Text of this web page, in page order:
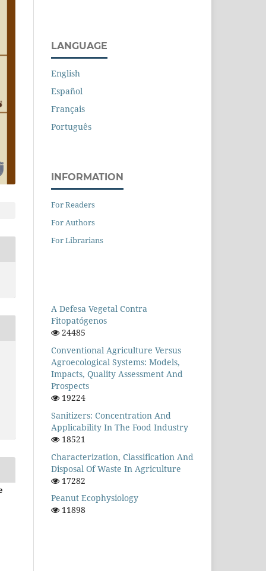
LANGUAGE
English
Español
Français
Português
INFORMATION
For Readers
For Authors
For Librarians
A Defesa Vegetal Contra
Fitopatógenos
24485
Conventional Agriculture Versus
Agroecological Systems: Models,
Impacts, Quality Assessment And
Prospects
19224
Sanitizers: Concentration And
Applicability In The Food Industry
18521
Characterization, Classification And
Disposal Of Waste In Agriculture
17282
Peanut Ecophysiology
11898